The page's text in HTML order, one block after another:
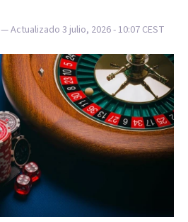
— Actualizado 3 julio, 2026 - 10:07 CEST